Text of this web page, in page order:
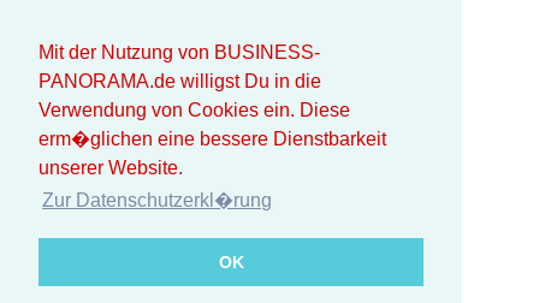
Mit der Nutzung von BUSINESS-
PANORAMA.de willigst Du in die
Verwendung von Cookies ein. Diese
erm�glichen eine bessere Dienstbarkeit
unserer Website.
Zur Datenschutzerkl�rung
OK